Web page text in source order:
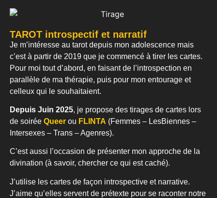
TAROT introspectif et narratif
Je m’intéresse au tarot depuis mon adolescence mais
c’est à partir de 2019 que je commencé à tirer les cartes.
Pour moi tout d’abord, en faisant de l’introspection en
parallèle de ma thérapie, puis pour mon entourage et
celleux qui le souhaitaient.
Depuis Juin 2025, je propose des tirages de cartes lors
de soirée Queer ou FLINTA (Femmes – LesBiennes –
Intersexes – Trans – Agenres).
C’est aussi l’occasion de présenter mon approche de la
divination (à savoir, chercher ce qui est caché).
J’utilise les cartes de façon introspective et narrative.
J’aime qu’elles servent de prétexte pour se raconter notre